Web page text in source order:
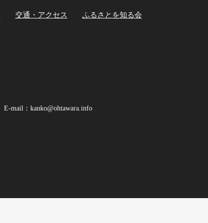
交通・アクセス ふるさとを知る会
E-mail：kanko@ohtawara.info